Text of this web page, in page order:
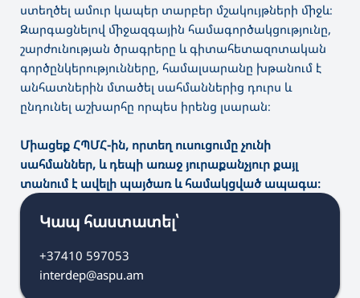
ստեղծել ամուր կապեր տարբեր մշակույթների միջև։
Զարգացնելով միջազգային համագործակցությունը,
շարժունության ծրագրերը և գիտահետազոտական
գործընկերությունները, համալսարանը խթանում է
անհատներին մտածել սահմաններից դուրս և
ընդունել աշխարհը որպես իրենց լսարան։
Միացեք ՀՊՄՀ-ին, որտեղ ուսուցումը չունի
սահմաններ, և դեպի առաջ յուրաքանչյուր քայլ
տանում է ավելի պայծառ և համակցված ապագա։
Կապ հաստատել՝
+37410 597053
interdep@aspu.am